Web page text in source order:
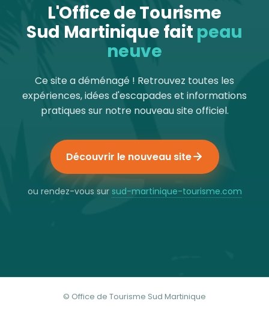
L'Office de Tourisme
Sud Martinique fait peau
neuve
Ce site a déménagé ! Retrouvez toutes les
expériences, idées d'escapades et informations
pratiques sur notre nouveau site officiel.
Découvrir le nouveau site
ou rendez-vous sur sud-martinique-tourisme.com
© Office de Tourisme Sud Martinique